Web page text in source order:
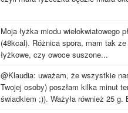
Moja łyżka miodu wielokwiatowego
(48kcal). Różnica spora, mam tak
łyżkowe, czy owoce suszone...
@Klaudia: uważam, że wszystkie
Twojej osoby) poszłam kilka minut
świadkiem ;)). Ważyła również 25